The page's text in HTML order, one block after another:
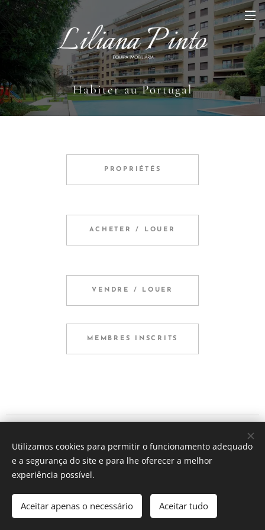
Habiter au Portugal
PROPRIÉTÉS
ACHETER / LOUER
VENDRE / LOUER
MEMBRES INSCRITS
Tous droits réservés 2023
Langues
Português
Français
Utilizamos cookies para permitir o funcionamento adequado
e a segurança do site e para lhe oferecer a melhor
experiência possível.
Aceitar apenas o necessário Aceitar tudo